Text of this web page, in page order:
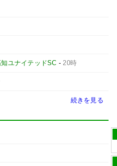
ユナイテッドSC -20時
続きを見る